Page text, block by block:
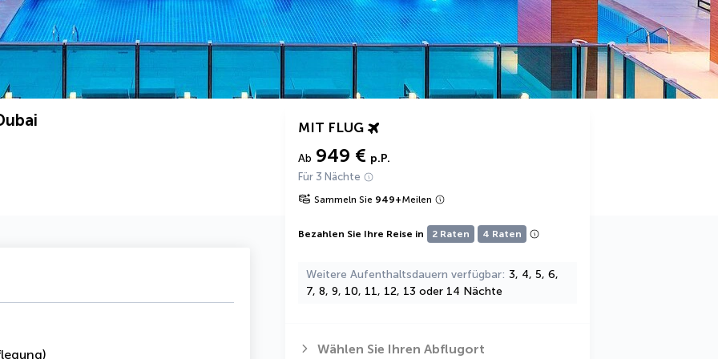
MIT FLUG
Ab 949 € p.P.
Für 3 Nächte
Sammeln Sie 949+Meilen
Bezahlen Sie Ihre Reise in 2 Raten 4 Raten
Weitere Aufenthaltsdauern verfügbar 3, 4, 5, 6,
7, 8, 9, 10, 11, 12, 13 oder 14 Nächte
Wählen Sie Ihren Abflugort